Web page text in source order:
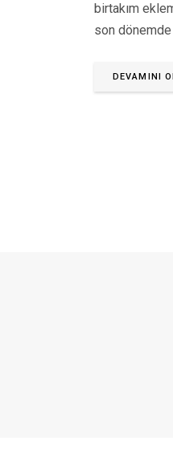
birtakım
son dönemde
DEVAMINI